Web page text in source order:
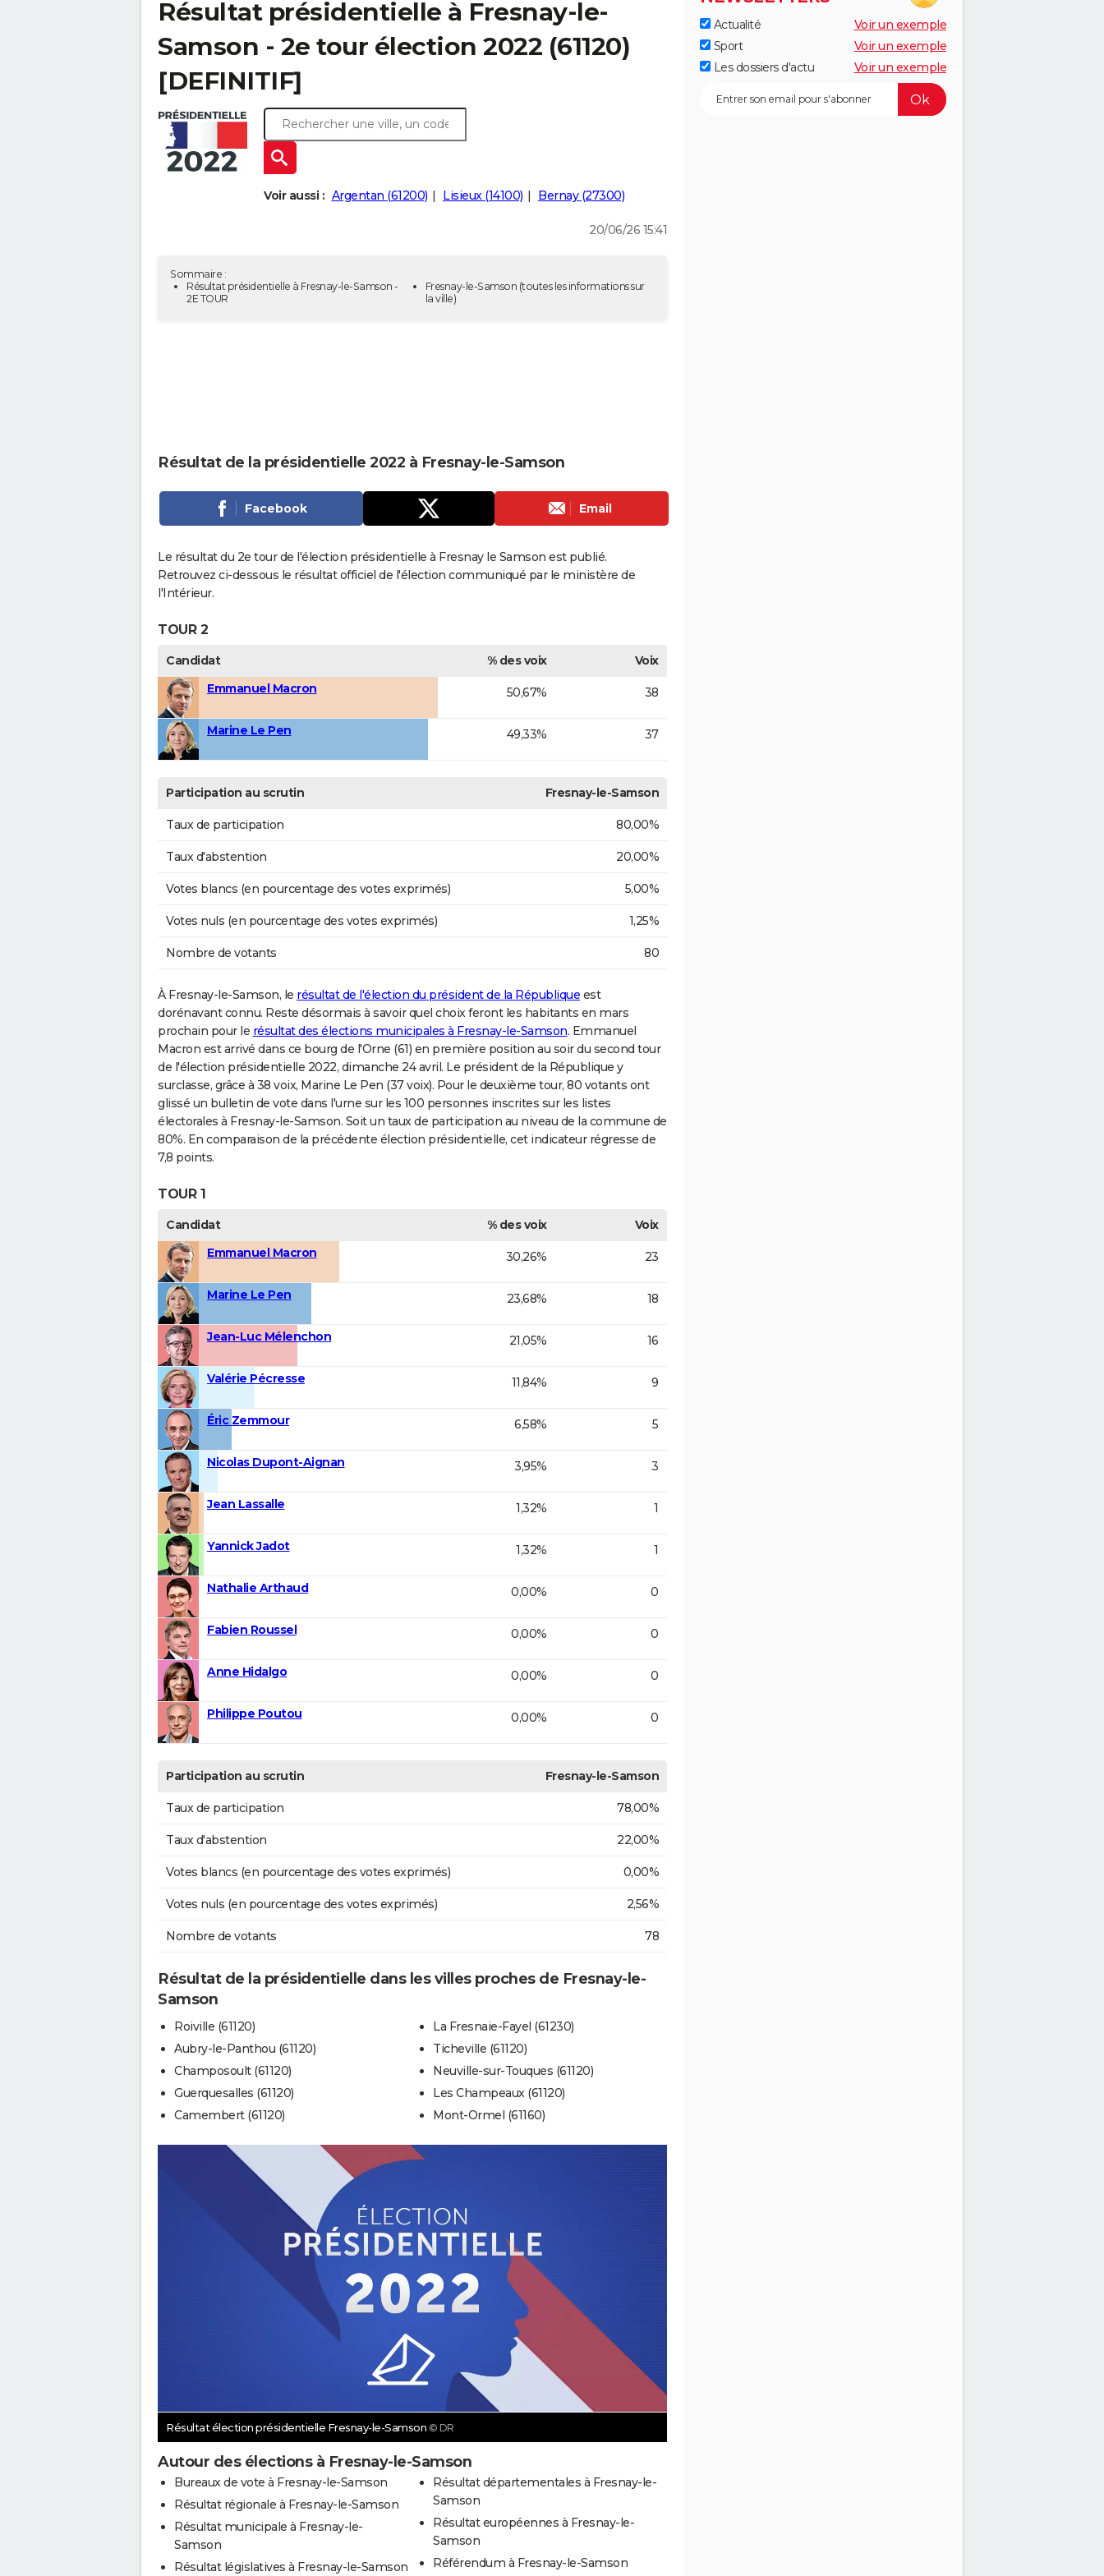
Résultat présidentielle à Fresnay-le-
Samson - 2e tour élection 2022 (61120)
[DEFINITIF]
Voir aussi : Argentan (61200) Lisieux (14100) Bernay (27300)
20/06/26 15:41
Sommaire :
Résultat présidentielle à Fresnay-le-Samson -
2E TOUR
Fresnay-le-Samson (toutes les informations sur
la ville)
Résultat de la présidentielle 2022 à Fresnay-le-Samson
Facebook Email
Le résultat du 2e tour de l'élection présidentielle à Fresnay le Samson est publié.
Retrouvez ci-dessous le résultat officiel de l'élection communiqué par le ministère de
l'Intérieur.
TOUR 2
Candidat % des voix
Voix
Emmanuel Macron
50,67% 38
Marine Le Pen 49,33% 37
Participation au scrutin Fresnay-le-Samson
Taux de participation 80,00%
Taux d'abstention 20,00%
Votes blancs (en pourcentage des votes exprimés) 5,00%
Votes nuls (en pourcentage des votes exprimés) 1,25%
Nombre de votants 80
À Fresnay-le-Samson, le résultat de l'élection du président de la République est
dorénavant connu. Reste désormais à savoir quel choix feront les habitants en mars
prochain pour le résultat des élections municipales à Fresnay-le-Samson. Emmanuel
Macron est arrivé dans ce bourg de l'Orne (61) en première position au soir du second tour
de l'élection présidentielle 2022, dimanche 24 avril. Le président de la République y
surclasse, grâce à 38 voix, Marine Le Pen (37 voix). Pour le deuxième tour, 80 votants ont
glissé un bulletin de vote dans l'urne sur les 100 personnes inscrites sur les listes
électorales à Fresnay-le-Samson. Soit un taux de participation au niveau de la commune de
80%. En comparaison de la précédente élection présidentielle, cet indicateur régresse de
7,8 points.
TOUR 1
Candidat % des voix
Voix
Emmanuel Macron
30,26% 23
Marine Le Pen 23,68% 18
Jean-Luc Mélenchon 21,05% 16
Valérie Pécresse 11,84% 9
Éric Zemmour 6,58% 5
Nicolas Dupont-Aignan 3,95% 3
Jean Lassalle 1,32% 1
Yannick Jadot 1,32% 1
Nathalie Arthaud 0,00% 0
Fabien Roussel 0,00% 0
Anne Hidalgo 0,00% 0
Philippe Poutou 0,00% 0
Participation au scrutin Fresnay-le-Samson
Taux de participation 78,00%
Taux d'abstention 22,00%
Votes blancs (en pourcentage des votes exprimés) 0,00%
Votes nuls (en pourcentage des votes exprimés) 2,56%
Nombre de votants 78
Résultat de la présidentielle dans les villes proches de Fresnay-le-
Samson
Roiville (61120)
Aubry-le-Panthou (61120)
Champosoult (61120)
Guerquesalles (61120)
Camembert (61120)
La Fresnaie-Fayel (61230)
Ticheville (61120)
Neuville-sur-Touques (61120)
Les Champeaux (61120)
Mont-Ormel (61160)
Résultat élection présidentielle Fresnay-le-Samson © DR
Autour des élections à Fresnay-le-Samson
Bureaux de vote à Fresnay-le-Samson
Résultat régionale à Fresnay-le-Samson
Résultat municipale à Fresnay-le-
Samson
Résultat législatives à Fresnay-le-Samson
Résultat départementales à Fresnay-le-
Samson
Résultat européennes à Fresnay-le-
Samson
Référendum à Fresnay-le-Samson
Actualité
Voir un exemple
Sport
Voir un exemple
Les dossiers d'actu
Voir un exemple